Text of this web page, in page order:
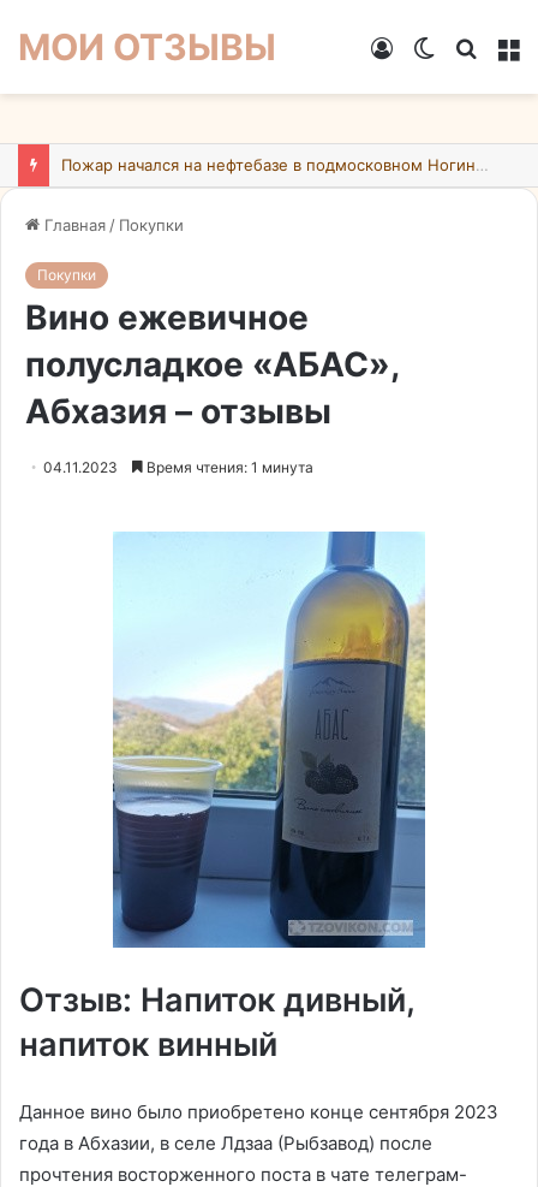
МОИ ОТЗЫВЫ
Switch
Войти
Пожар начался на нефтебазе в подмосковном Ногинске в результате атаки БПЛА ВСУ
Главная / Покупки
Покупки
Вино ежевичное
полусладкое «АБАС»,
Абхазия – отзывы
04.11.2023 Время чтения: 1 минута
Отзыв: Напиток дивный,
напиток винный
Данное вино было приобретено конце сентября 2023
года в Абхазии, в селе Лдзаа (Рыбзавод) после
прочтения восторженного поста в чате телеграм-